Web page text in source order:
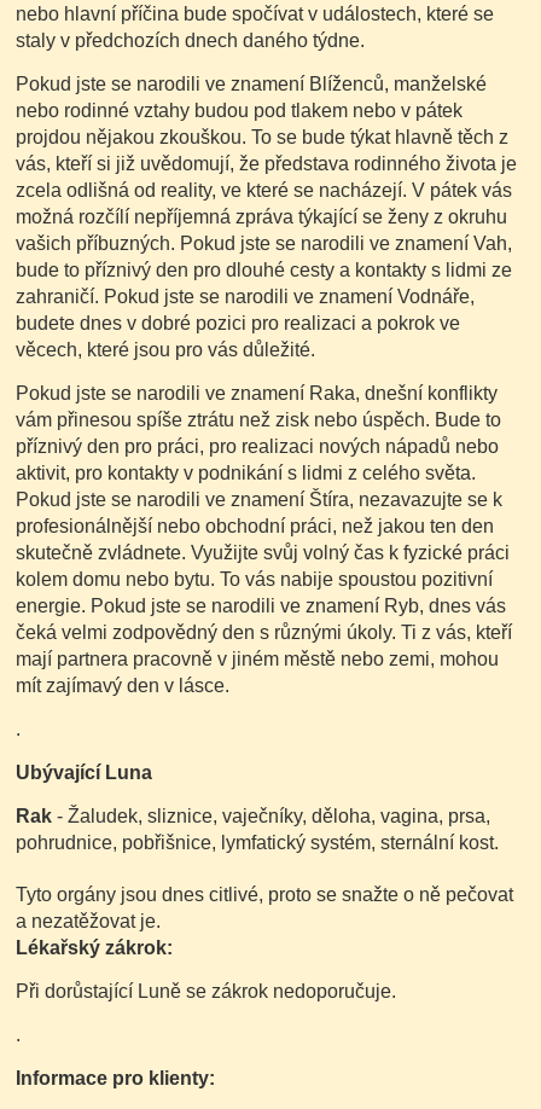
nebo hlavní příčina bude spočívat v událostech, které se
staly v předchozích dnech daného týdne.
Pokud jste se narodili ve znamení Blíženců, manželské
nebo rodinné vztahy budou pod tlakem nebo v pátek
projdou nějakou zkouškou. To se bude týkat hlavně těch z
vás, kteří si již uvědomují, že představa rodinného života je
zcela odlišná od reality, ve které se nacházejí. V pátek vás
možná rozčílí nepříjemná zpráva týkající se ženy z okruhu
vašich příbuzných. Pokud jste se narodili ve znamení Vah,
bude to příznivý den pro dlouhé cesty a kontakty s lidmi ze
zahraničí. Pokud jste se narodili ve znamení Vodnáře,
budete dnes v dobré pozici pro realizaci a pokrok ve
věcech, které jsou pro vás důležité.
Pokud jste se narodili ve znamení Raka, dnešní konflikty
vám přinesou spíše ztrátu než zisk nebo úspěch. Bude to
příznivý den pro práci, pro realizaci nových nápadů nebo
aktivit, pro kontakty v podnikání s lidmi z celého světa.
Pokud jste se narodili ve znamení Štíra, nezavazujte se k
profesionálnější nebo obchodní práci, než jakou ten den
skutečně zvládnete. Využijte svůj volný čas k fyzické práci
kolem domu nebo bytu. To vás nabije spoustou pozitivní
energie. Pokud jste se narodili ve znamení Ryb, dnes vás
čeká velmi zodpovědný den s různými úkoly. Ti z vás, kteří
mají partnera pracovně v jiném městě nebo zemi, mohou
mít zajímavý den v lásce.
.
Ubývající Luna
Rak - Žaludek, sliznice, vaječníky, děloha, vagina, prsa,
pohrudnice, pobřišnice, lymfatický systém, sternální kost.
Tyto orgány jsou dnes citlivé, proto se snažte o ně pečovat
a nezatěžovat je.
Lékařský zákrok:
Při dorůstající Luně se zákrok nedoporučuje.
.
Informace pro klienty: